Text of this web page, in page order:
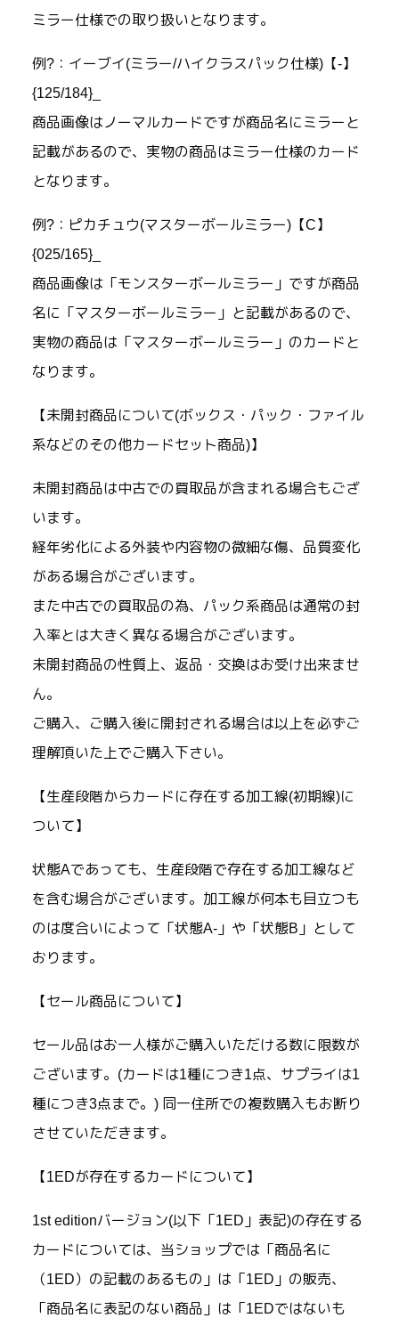
ミラー仕様での取り扱いとなります。
例?：イーブイ(ミラー/ハイクラスパック仕様)【-】
{125/184}_
商品画像はノーマルカードですが商品名にミラーと
記載があるので、実物の商品はミラー仕様のカード
となります。
例?：ピカチュウ(マスターボールミラー)【C】
{025/165}_
商品画像は「モンスターボールミラー」ですが商品
名に「マスターボールミラー」と記載があるので、
実物の商品は「マスターボールミラー」のカードと
なります。
【未開封商品について(ボックス・パック・ファイル
系などのその他カードセット商品)】
未開封商品は中古での買取品が含まれる場合もござ
います。
経年劣化による外装や内容物の微細な傷、品質変化
がある場合がございます。
また中古での買取品の為、パック系商品は通常の封
入率とは大きく異なる場合がございます。
未開封商品の性質上、返品・交換はお受け出来ませ
ん。
ご購入、ご購入後に開封される場合は以上を必ずご
理解頂いた上でご購入下さい。
【生産段階からカードに存在する加工線(初期線)に
ついて】
状態Aであっても、生産段階で存在する加工線など
を含む場合がございます。加工線が何本も目立つも
のは度合いによって「状態A-」や「状態B」として
おります。
【セール商品について】
セール品はお一人様がご購入いただける数に限数が
ございます。(カードは1種につき1点、サプライは1
種につき3点まで。) 同一住所での複数購入もお断り
させていただきます。
【1EDが存在するカードについて】
1st editionバージョン(以下「1ED」表記)の存在する
カードについては、当ショップでは「商品名に
（1ED）の記載のあるもの」は「1ED」の販売、
「商品名に表記のない商品」は「1EDではないも